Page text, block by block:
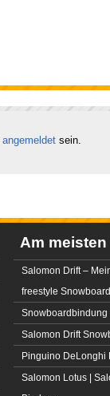
angemeldet sein.
Am meisten
Salomon Drift –
freestyle Snowboard
Snowboardbindung
Salomon Drift
Pinguino DeLonghi
Salomon Lotus |